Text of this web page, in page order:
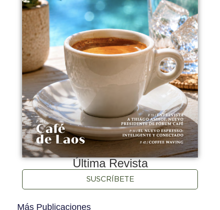
Última Revista
SUSCRÍBETE
Más Publicaciones